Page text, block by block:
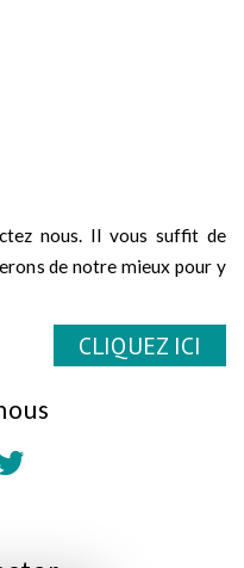
nous. Il vous suffit de
de notre mieux pour y
CLIQUEZ ICI